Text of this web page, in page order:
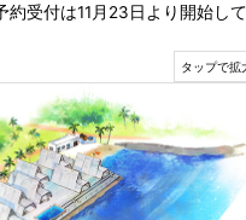
約受付は11月23日より開始して